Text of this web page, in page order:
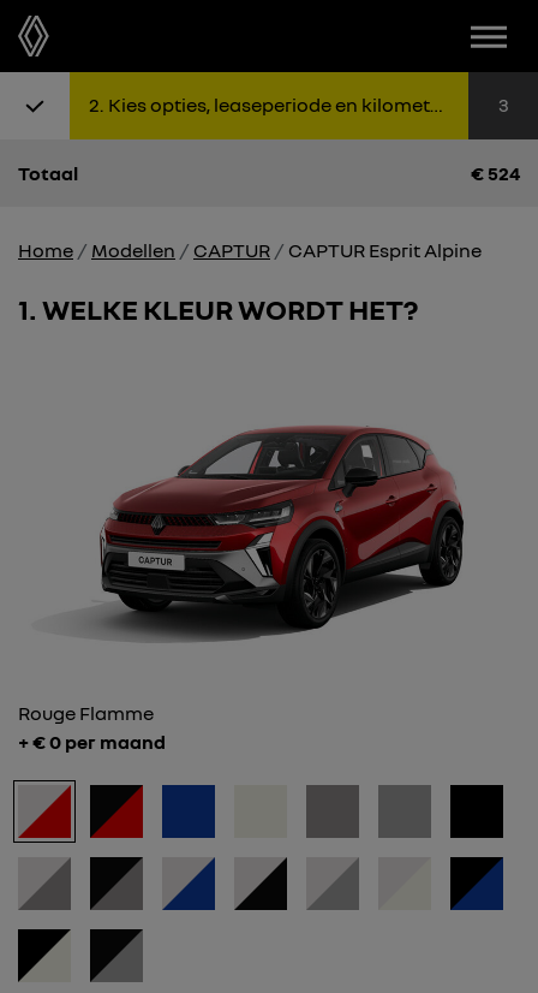
Stap 1: Kies uitvoering
2 Kies opties, leaseperiode en kilometers Stap 2:
3
Totaal € 524
Home Modellen CAPTUR CAPTUR Esprit Alpine
1 WELKE KLEUR WORDT HET?
Rouge Flamme
+ €0 per maand